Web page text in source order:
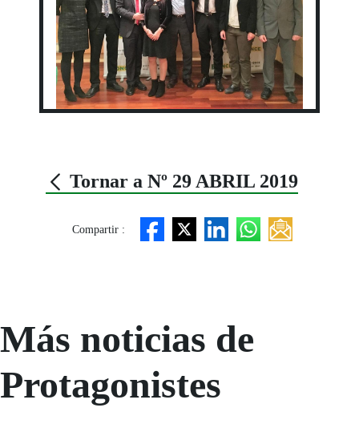
Tornar a Nº 29 ABRIL 2019
Compartir :
Más noticias de
Protagonistes